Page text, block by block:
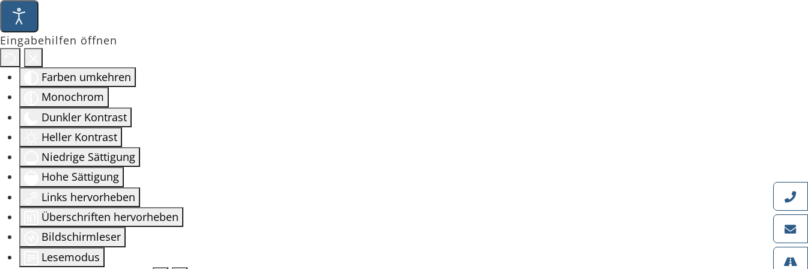
Eingabehilfen öffnen
Farben umkehren
Monochrom
Dunkler Kontrast
Heller Kontrast
Niedrige Sättigung
Hohe Sättigung
Links hervorheben
Überschriften hervorheben
Bildschirmleser
Lesemodus